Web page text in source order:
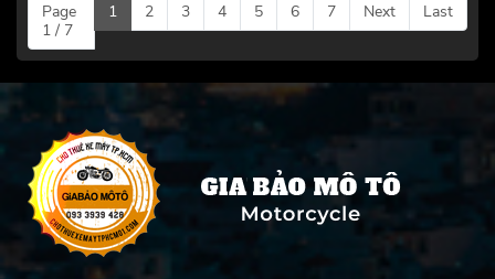
Page
1 / 7
1 2 3 4 5 6 7 Next Last